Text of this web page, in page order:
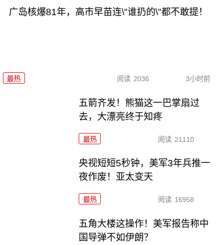
广岛核爆81年，高市早苗连\"谁扔的\"都不敢提！
最热 阅读 2036 3小时前
五箭齐发！熊猫这一巴掌扇过
去，大漂亮终于知疼
最热 阅读 21110
央视短短5秒钟，美军3年兵推一
夜作废！亚太变天
最热 阅读 16958
五角大楼这操作！美军报告称中
国导弹不如伊朗？